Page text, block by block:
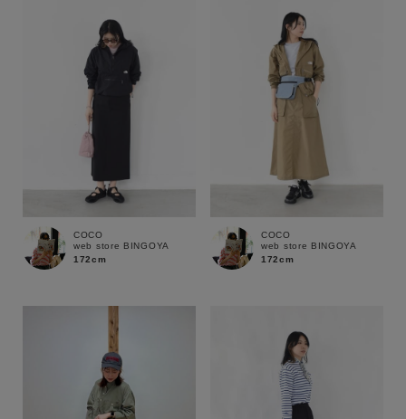
COCO
web store BINGOYA
172cm
COCO
web store BINGOYA
172cm